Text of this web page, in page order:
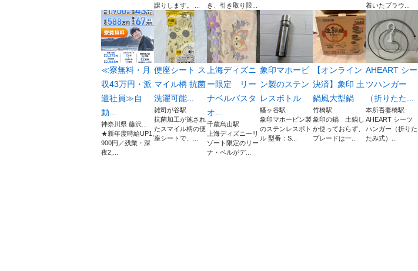
譲りします。 ...
き、引き取り限...
着いたブラウ...
≪寮無料・月
収43万円・派
遣社員≫自
動...
神奈川県 藤沢...
★新年度時給UP1,
900円／残業・深
夜2,...
便座シート ス
マイル柄 抗菌
洗濯可能...
雑司が谷駅
抗菌加工が施され
たスマイル柄の便
座シートで、...
上海ディズニ
ー限定 リー
ナベルバスタ
オ...
千歳烏山駅
上海ディズニーリ
ゾート限定のリー
ナ・ベルがデ...
象印マホービ
ン製のステン
レスボトル
幡ヶ谷駅
象印マホービン製
のステンレスボト
ル 型番：S...
【オンライン
決済】象印 土
鍋風大型鍋
竹橋駅
象印の鍋 土鍋し
か使っておらず、
プレードは一...
AHEART シー
ツハンガー
（折りたた...
本所吾妻橋駅
AHEART シーツ
ハンガー（折りた
たみ式）...